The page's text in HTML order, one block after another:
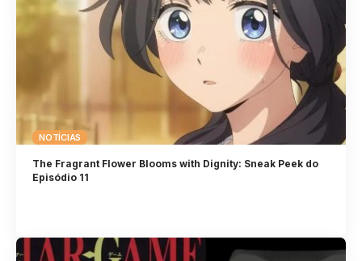
NOTÍCIAS
The Fragrant Flower Blooms with Dignity: Sneak Peek do
Episódio 11